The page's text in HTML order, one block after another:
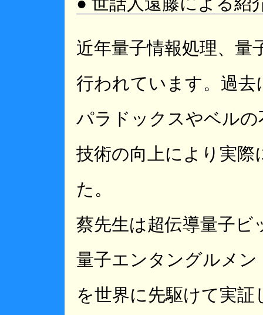
近年量子情報処理、量
行われています。過
パラドックスやベル
技術の向上により実
た。
蔡先生は超伝導量子
量子エンタングルメ
を世界に先駆けて実証